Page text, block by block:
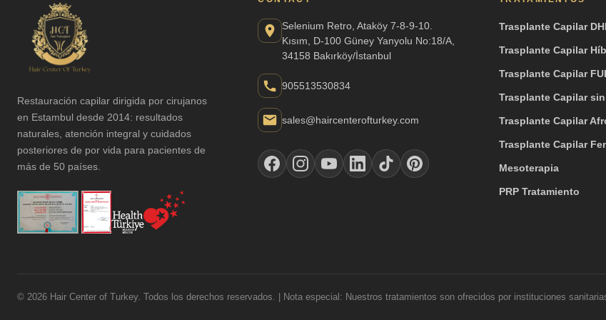
Restauración capilar dirigida por cirujanos
en Estambul desde 2014: resultados
naturales, atención integral y cuidados
posteriores de por vida para pacientes de
más de 50 países.
Selenium Retro, Ataköy 7-8-9-10.
Kısım, D-100 Güney Yanyolu No:18/A,
34158 Bakırköy/İstanbul
905513530834
sales@haircenterofturkey.com
Trasplante Capilar DHI
Trasplante Capilar
Trasplante Capilar
Trasplante Capilar
Trasplante Capilar
Trasplante Capilar
Mesoterapia
PRP Tratamiento
© 2026 Hair Center of Turkey. Todos los derechos reservados. | Nota especial: Nuestros tratamientos son ofrecidos por instituciones